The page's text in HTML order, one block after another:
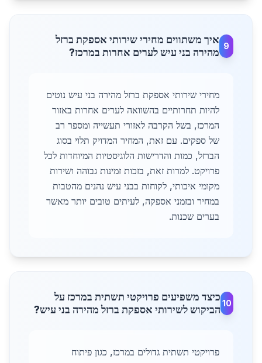
9
איך משתווים מחירי שירותי אספקת ברזל
מהירה בני עיש לערים אחרות במרכז?
מחירי שירותי אספקת ברזל מהירה בני עיש נוטים
להיות תחרותיים בהשוואה לערים אחרות באזור
המרכז, בשל הקרבה לאזורי תעשייה ומספר רב
של ספקים. עם זאת, המחיר המדויק תלוי בסוג
הברזל, כמות והדרישות הלוגיסטיות המיוחדות לכל
פרויקט. למרות זאת, בזכות זמינות גבוהה ושירות
מקומי איכותי, לקוחות בבני עיש נהנים מהטבות
במחיר ובזמני אספקה, לעיתים טובים יותר מאשר
בערים שכנות.
10
כיצד משפיעים פרויקטי תשתית במרכז על
הביקוש לשירותי אספקת ברזל מהירה בני עיש?
פרויקטי תשתית גדולים במרכז, כגון פיתוח